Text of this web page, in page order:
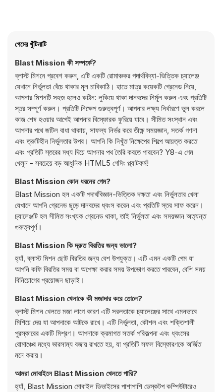
গেমের খুঁটিনাটি
Blast Mission কী সম্পর্কে?
ব্লাস্ট মিশনে প্রবেশ করুন, এটি একটি রোমাঞ্চকর পদার্থবিদ্যা-ভিত্তিক চ্যালেঞ্জ
যেখানে নির্ভুলতা বেঁচে থাকার মূল চাবিকাঠি। হাতে মাত্র কয়েকটি গ্রেনেড নিয়ে,
আপনার মিশনটি সহজ হলেও কঠিন: লুকিয়ে থাকা দানবদের নির্মূল করুন এবং প্রতিটি
স্তর সম্পূর্ণ করুন। প্রতিটি নিক্ষেপ গুরুত্বপূর্ণ। আপনার লক্ষ্য নির্ধারণে ভুল করলে
কাজ শেষ হওয়ার আগেই আপনার বিস্ফোরক ফুরিয়ে যাবে। সীমিত সংস্থান এবং
আপনার পথে জটিল বাধা থাকায়, সাফল্য নির্ভর করে তীক্ষ্ণ সময়জ্ঞান, সতর্ক গণনা
এবং ত্রুটিহীন নির্ভুলতার উপর। আপনি কি নিখুঁত নিক্ষেপের শিল্পে আয়ত্ত করতে
এবং প্রতিটি স্তরের মধ্য দিয়ে আপনার পথ তৈরি করতে পারবেন? Y8-এ গেম
খেলুন - সবচেয়ে বড় আধুনিক HTML5 গেমিং প্ল্যাটফর্ম!
Blast Mission কোন ধরনের গেম?
Blast Mission হল একটি পদার্থবিজ্ঞান-ভিত্তিক দক্ষতা এবং নির্ভুলতার খেলা
যেখানে আপনি গ্রেনেড ছুড়ে দানবদের ধ্বংস করেন এবং প্রতিটি স্তর সাফ করেন।
চ্যালেঞ্জটি হল সীমিত সংখ্যক গ্রেনেড থাকা, তাই নির্ভুলতা এবং সময়জ্ঞান অত্যন্ত
গুরুত্বপূর্ণ।
Blast Mission কি দ্রুত বিরতির জন্য ভালো?
হ্যাঁ, ব্লাস্ট মিশন ছোট বিরতির জন্য বেশ উপযুক্ত। এটি এমন একটি গেম যা
আপনি কফি বিরতির সময় বা অপেক্ষা করার সময় উপভোগ করতে পারবেন, বেশি সময়
বিনিয়োগের প্রয়োজন ছাড়াই।
Blast Mission খেলাকে কী মজাদার করে তোলে?
ব্লাস্ট মিশন খেলতে মজা লাগে কারণ এটি সরলতাকে চ্যালেঞ্জের সাথে এমনভাবে
মিশিয়ে দেয় যা আপনাকে আটকে রাখে। এটি নির্ভুলতা, কৌশল এবং শক্তিশালী
পুরস্কারের একটি মিশ্রণ। আপনাকে ক্রমাগত সতর্ক পরিকল্পনা এবং ধ্বংসের
রোমাঞ্চের মধ্যে ভারসাম্য বজায় রাখতে হয়, যা প্রতিটি সফল বিস্ফোরণকে অর্জিত
মনে করায়।
আমরা মোবাইলে Blast Mission খেলতে পারি?
হ্যাঁ, Blast Mission মোবাইল ডিভাইসের পাশাপাশি ডেস্কটপ কম্পিউটারেও